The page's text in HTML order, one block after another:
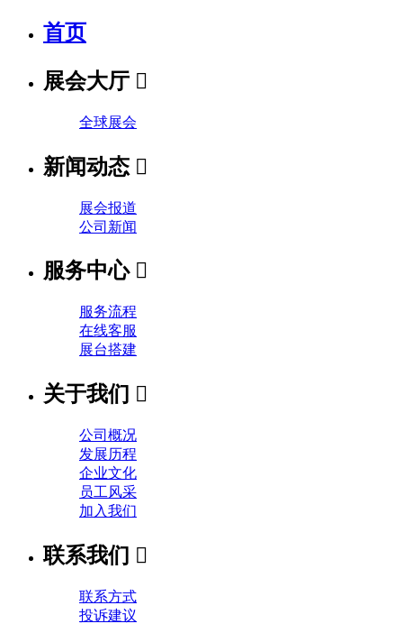
首页
展会大厅 
全球展会
新闻动态 
展会报道
公司新闻
服务中心 
服务流程
在线客服
展台搭建
关于我们 
公司概况
发展历程
企业文化
员工风采
加入我们
联系我们 
联系方式
投诉建议